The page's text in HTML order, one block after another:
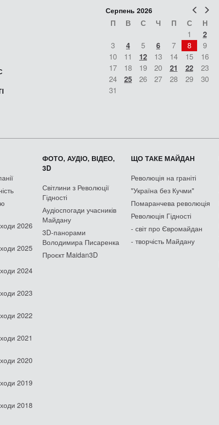
Попер
Серпень 2026
П В С Ч П С Н
1 2
3 4 5 6 7 8
9
10
11 12 13 14 15
16
17
18 19 20 21 22
23
24
25 26 27 28 29
30
31
2026
2025
2024
2023
2022
2021
2020
2019
2018
ФОТО, АУДІО, ВІДЕО,
3D
Світлини з Революції
Гідності
Аудіоспогади учасників
Майдану
3D-панорами
Володимира Писаренка
Проєкт Maidan3D
ЩО ТАКЕ МАЙДАН
Революція на граніті
"Україна без Кучми"
Помаранчева революція
Революція Гідності
- світ про Євромайдан
- творчість Майдану